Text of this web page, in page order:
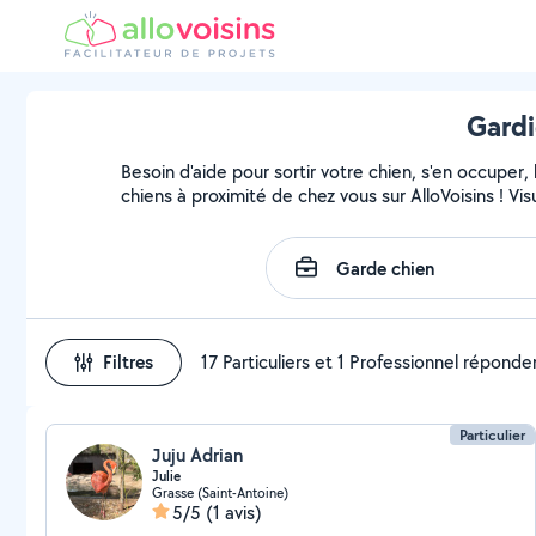
Besoin d'aide pour sortir votre chien, s'en
chiens à proximité de chez vous sur AlloVoisins !
Filtres 17 Particuliers et 1 Professionnel
Particulier
Juju Adrian
Julie
Grasse (Saint-Antoine)
5/5 (1 avis)